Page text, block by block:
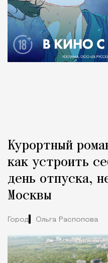
Курортный
как устроить
день отпуска,
Москвы
Город Ольга Распопова